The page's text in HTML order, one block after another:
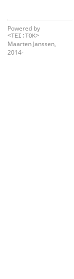
Powered by
<TEI:TOK>
Maarten Janssen,
2014-